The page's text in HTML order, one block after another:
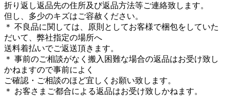
折り返し返品先の住所及び返品方法等ご連絡致します。
但し、多少のキズはご容赦ください。
＊ 不良品に関しては、原則としてお客様で梱包をしていた
だいて、弊社指定の場所へ
送料着払いでご返送頂きます。
＊ 事前のご相談がなく搬入困難な場合の返品はお受け致し
かねますので事前によく
ご確認・ご相談のほど宜しくお願い致します。
＊ お客さまご都合による返品はお受け致しかねます。